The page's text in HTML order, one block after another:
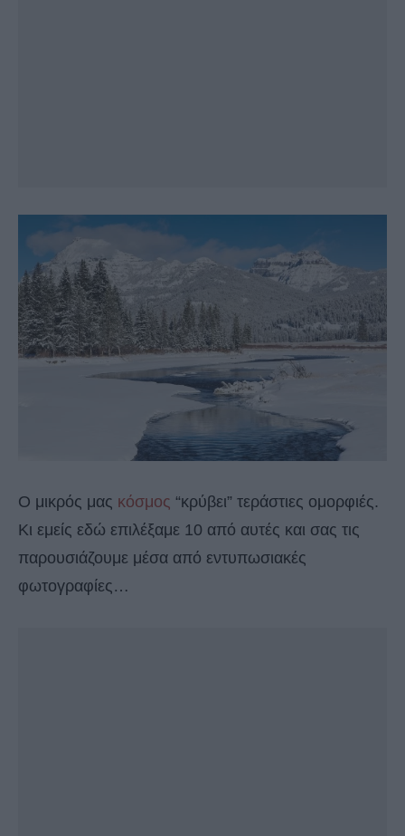
Ο μικρός μας κόσμος “κρύβει” τεράστιες ομορφιές.
Κι εμείς εδώ επιλέξαμε 10 από αυτές και σας τις
παρουσιάζουμε μέσα από εντυπωσιακές
φωτογραφίες…